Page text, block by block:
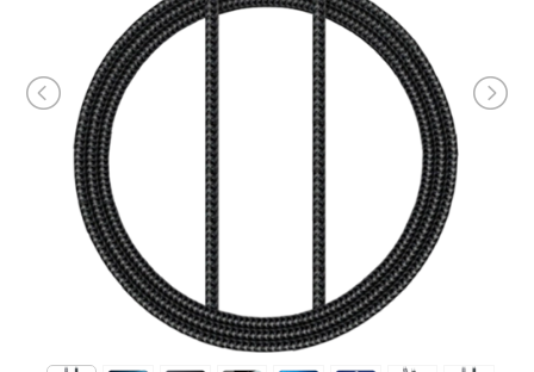
اپل واچ
لوازم جانبی
صدا و تصویر
قیمت روز
محصولات کارکرده
تماس با ما